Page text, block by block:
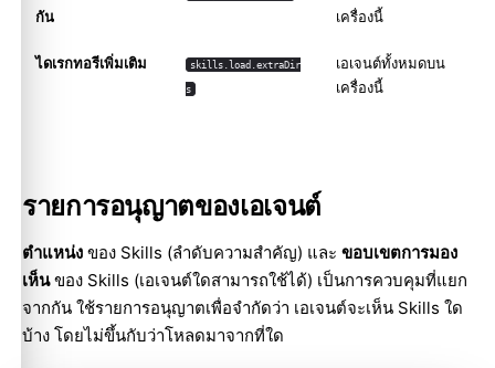
กัน
เครื่องนี้
ไดเรกทอรีเพิ่มเติม skills.load.extraDir
s
เอเจนต์ทั้งหมดบน
เครื่องนี้
รายการอนุญาตของเอเจนต์
ตำแหน่ง ของ Skills (ลำดับความสำคัญ) และ ขอบเขตการมอง
เห็นของ Skills (เอเจนต์ใดสามารถใช้ได้) เป็นการควบคุมที่แยก
จากกัน ใช้รายการอนุญาตเพื่อจำกัดว่า เอเจนต์จะเห็น Skills ใด
บ้าง โดยไม่ขึ้นกับว่าโหลดมาจากที่ใด